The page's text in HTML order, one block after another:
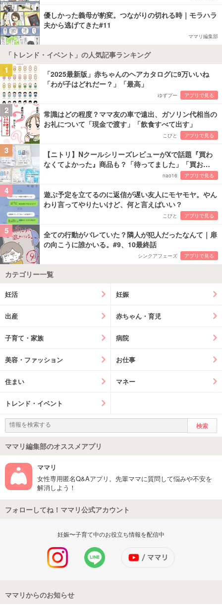
優しかった義母が豹変。つながりの切れる時｜モラハラ
夫から逃げてきた#11
ママリ編集部
「トレンド・イベント」の人気記事ランキング
1
「2025最新版」赤ちゃんのヘアカタログに9万いいね
「わが子はどれだー？」「最高」
ゆずプー アプリで見る
2
常識はどの程度？ママ友の車で遠出、ガソリン代相当の
お礼について「現金で渡す」「飲食すべて出す」
こびと アプリで見る
3
【ニトリ】NクールシリーズレビューがXで話題『買わ
なくてよかった』商品も？「待ってました」「買お…
nao16 アプリで見る
4
遊ぶ予定を立てるのに返信が遅い友人にモヤモヤ。やん
わり言ってやりたいけど、何と言えばいい？
こびと アプリで見る
5
全ての行動がバレていた？隣人が犯人だったなんて｜扉
の向こうに誰かいる。#9、10最終話
シンクアフェーズ アプリで見る
カテゴリー一覧
妊活 妊娠
出産 赤ちゃん・育児
子育て・家族 病院
美容・ファッション お仕事
住まい マネー
トレンド・イベント
ママリ編集部のオススメアプリ
ママリ
女性専用匿名Q&Aアプリ。先輩ママに質問して悩みや不安を
解消しよう！
フォローしてね！ママリ公式アカウント
妊娠〜子育て中のお役立ち情報を配信中
ママリからのお知らせ